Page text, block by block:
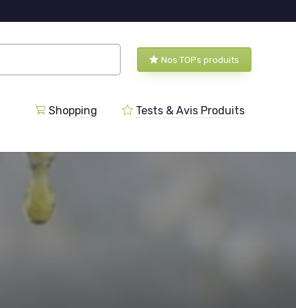
Nos TOPs produits
Shopping Tests & Avis Produits